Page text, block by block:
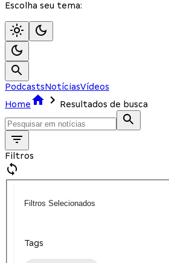
Escolha seu tema:
PodcastsNotíciasVídeos
Home
Resultados de busca
Filtros
Filtros Selecionados
Tags